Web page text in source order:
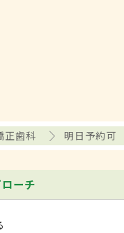
正歯科 明日予約可
ーチ